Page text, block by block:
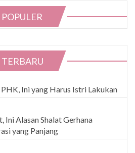
POPULER
TERBARU
Ini yang Harus Istri Lakukan
Ini Alasan Shalat Gerhana
yang Panjang